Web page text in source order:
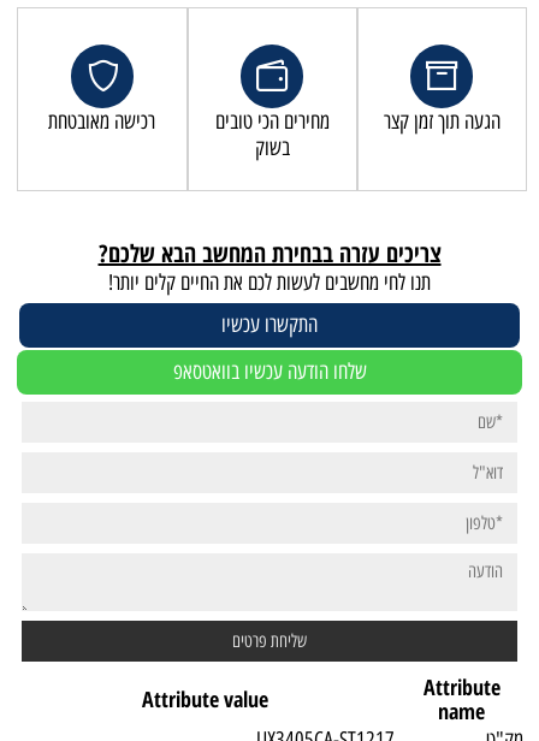
הגעה תוך זמן קצר
מחירים הכי טובים
בשוק
רכישה מאובטחת
צריכים עזרה בבחירת המחשב הבא שלכם?
תנו לחי מחשבים לעשות לכם את החיים קלים יותר!
התקשרו עכשיו
שלחו הודעה עכשיו בוואטסאפ
Attribute
name
Attribute value